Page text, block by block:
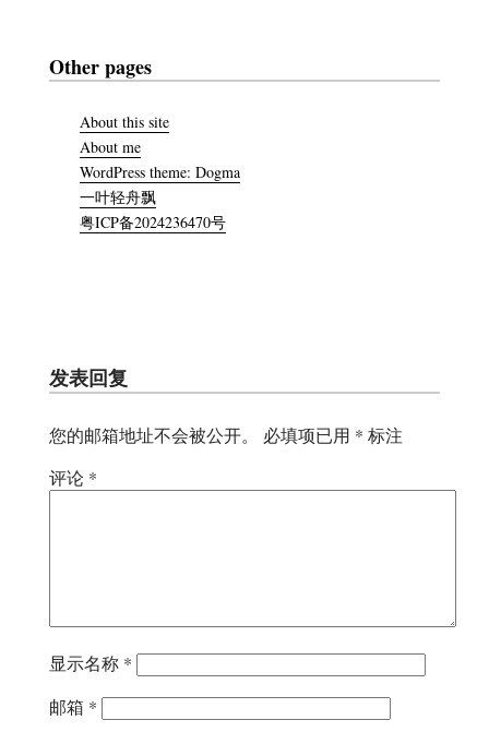
Other pages
About this site
About me
WordPress theme: Dogma
一叶轻舟飘
粤ICP备2024236470号
发表回复
您的邮箱地址不会被公开。 必填项已用 * 标注
评论 *
显示名称 *
邮箱 *